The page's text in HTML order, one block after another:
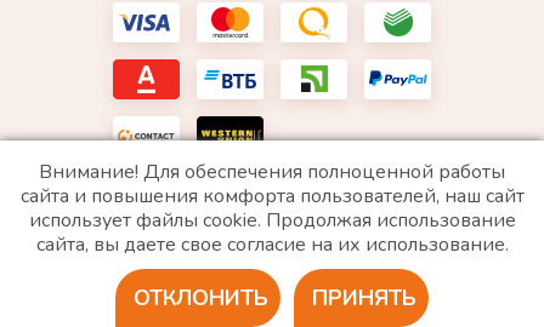
*WhatsApp принадлежит компании Meta, которая признана экстремистской и запрещена в
РФ
2020 © Все права защищены. ИП «Войтенко»
Разработка сайта
Внимание! Для обеспечения полноценной работы
сайта и повышения комфорта пользователей, наш сайт
использует файлы cookie. Продолжая использование
сайта, вы даете свое согласие на их использование.
ПРИНЯТЬ
ОТКЛОНИТЬ